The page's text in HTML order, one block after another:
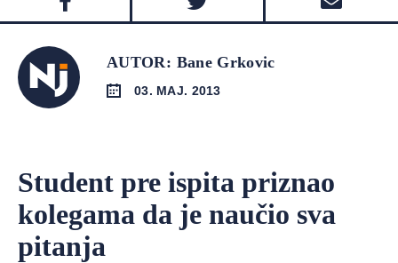
AUTOR: Bane Grkovic
03. MAJ. 2013
Student pre ispita priznao
kolegama da je naučio sva
pitanja